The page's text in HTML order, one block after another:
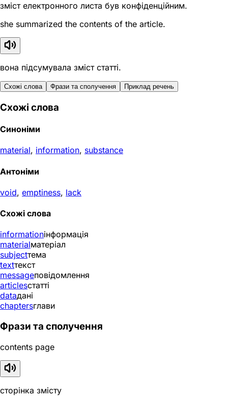
зміст електронного листа був конфіденційним.
she summarized the contents of the article.
вона підсумувала зміст статті.
Схожі слова Фрази та сполучення Приклад речень
Схожі слова
Синоніми
material, information, substance
Антоніми
void, emptiness, lack
Схожі слова
informationінформація
materialматеріал
subjectтема
textтекст
messageповідомлення
articlesстатті
dataдані
chaptersглави
Фрази та сполучення
contents page
сторінка змісту